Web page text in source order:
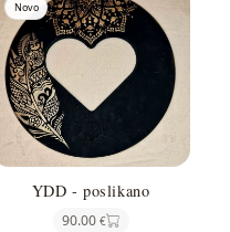
Novo
YDD - poslikano
90.00 €